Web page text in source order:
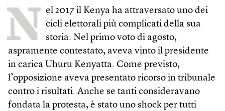
N el 2017 il Kenya ha attraversato uno dei
cicli elettorali più complicati della sua
storia. Nel primo voto di agosto,
aspramente contestato, aveva vinto il presidente
in carica Uhuru Kenyatta. Come previsto,
l’opposizione aveva presentato ricorso in tribunale
contro i risultati. Anche se tanti consideravano
fondata la protesta, è stato uno shock per tutti